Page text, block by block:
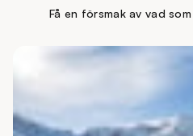
Få en försmak av vad